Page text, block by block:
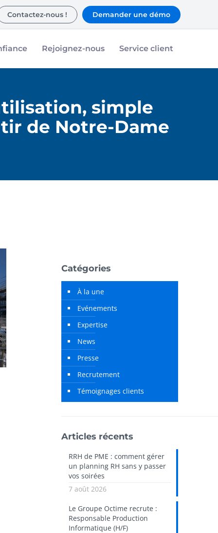
Contactez-nous ! Demander une démo
Rejoignez-nous Service client
simple
de Notre-Dame
Catégories
À la une
Evénements
Expertise
News
Presse
Recrutement
Témoignages clients
Articles récents
RRH de PME : comment gérer
un planning RH sans y passer
vos soirées
7 août 2026
Le Groupe Octime recrute :
Responsable Production
Informatique (H/F)